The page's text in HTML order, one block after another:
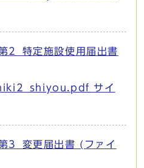
2_特定施設使用届出書
サイ
3_変更届出書 (ファイ